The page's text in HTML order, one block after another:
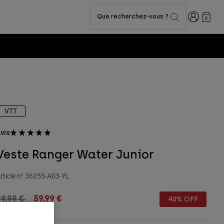
Que recherchez-vous ? Connexion
0
VTT
Ranger Water Junior
n° 36255-A03-YL
reduced from
€to59,99 € 40% OFF